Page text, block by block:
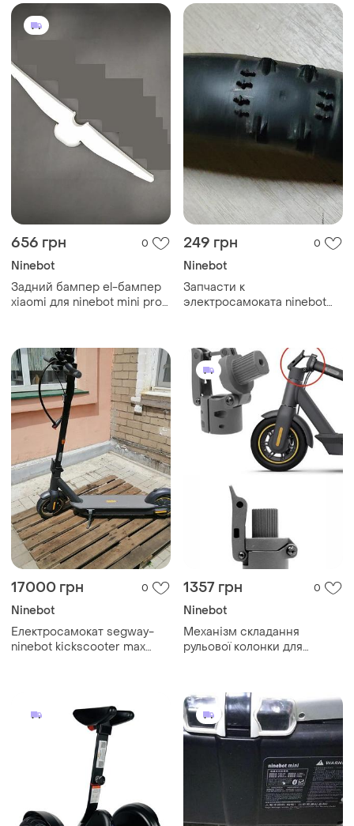
656 грн 0
Ninebot
Задний бампер el-бампер
xiaomi для ninebot mini pro
249 грн 0
Ninebot
Запчасти к
электросамоката ninebot
17000 грн 0
Ninebot
Електросамокат segway-
ninebot kickscooter max
1357 грн 0
Ninebot
Механізм складання
рульової колонки для